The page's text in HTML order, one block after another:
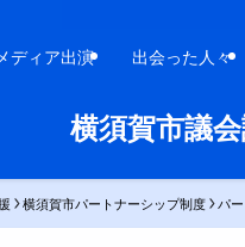
横須賀市議
ディア出演 出会った人々
横須賀市パートナーシップ制度 パ